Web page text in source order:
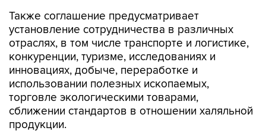
отраслях, в том числе транспорте и логистике,
конкуренции, туризме, исследованиях и
инновациях, добыче, переработке и
использовании полезных ископаемых,
торговле экологическими товарами,
сближении стандартов в отношении халяльной
продукции.
ЕАЭС ОАЭ